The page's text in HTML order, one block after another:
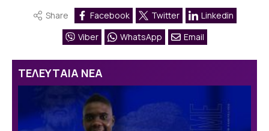
Share Facebook Twitter
Linkedin
Viber
WhatsApp Email
ΤΕΛΕΥΤΑΙΑ ΝΕΑ